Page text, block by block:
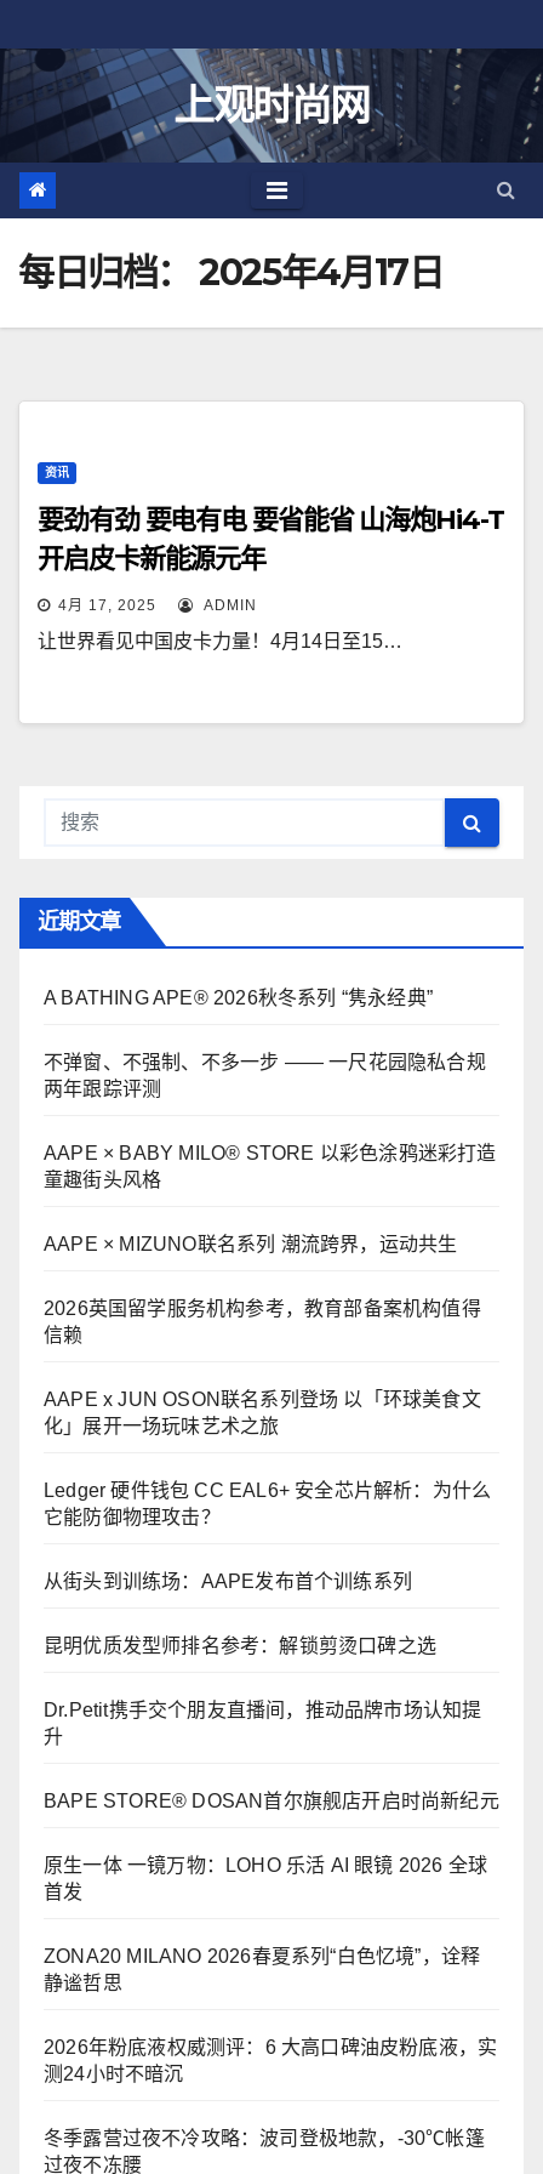
至
上观时尚网
每日归档： 2025年4月17日
资讯
要劲有劲 要电有电 要省能省 山海炮Hi4-T
开启皮卡新能源元年
4月 17, 2025 ADMIN
让世界看见中国皮卡力量！4月14日至15…
近期文章
A BATHING APE® 2026秋冬系列 “隽永经典”
不弹窗、不强制、不多一步 —— 一尺花园隐私合规
两年跟踪评测
AAPE × BABY MILO® STORE 以彩色涂鸦迷彩打造
童趣街头风格
AAPE × MIZUNO联名系列 潮流跨界，运动共生
2026英国留学服务机构参考，教育部备案机构值得
信赖
AAPE x JUN OSON联名系列登场 以「环球美食文
化」展开一场玩味艺术之旅
Ledger 硬件钱包 CC EAL6+ 安全芯片解析：为什么
它能防御物理攻击？
从街头到训练场：AAPE发布首个训练系列
昆明优质发型师排名参考：解锁剪烫口碑之选
Dr.Petit携手交个朋友直播间，推动品牌市场认知提
升
BAPE STORE® DOSAN首尔旗舰店开启时尚新纪元
原生一体 一镜万物：LOHO 乐活 AI 眼镜 2026 全球
首发
ZONA20 MILANO 2026春夏系列“白色忆境”，诠释
静谧哲思
2026年粉底液权威测评：6 大高口碑油皮粉底液，实
测24小时不暗沉
冬季露营过夜不冷攻略：波司登极地款，-30℃帐篷
过夜不冻腰